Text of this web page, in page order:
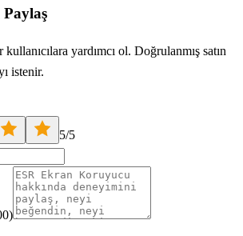
yardımcı ol. Doğrulanmış satın
istenir.
5/5